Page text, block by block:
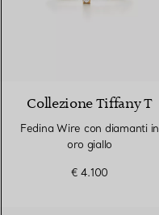
Collezione Tiffany T
Fedina Wire con diamanti in
oro giallo
€ 4.100